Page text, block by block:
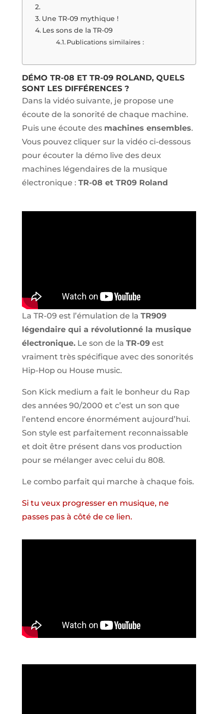
Une TR-09 mythique !
Les sons de la TR-09
Publications similaires :
DÉMO TR-08 ET TR-09 ROLAND, QUELS
SONT LES DIFFÉRENCES ?
Dans la vidéo suivante, je propose une
écoute de la sonorité de chaque machine.
Puis une écoute des machines ensembles.
Vous pouvez cliquer sur la vidéo ci-dessous
pour écouter la démo live des deux
machines légendaires de la musique
électronique : TR-08 et TR09 Roland
La TR-09 est l’émulation de la TR909
légendaire qui a révolutionné la musique
électronique.Le son de la TR-09est
vraiment très spécifique avec des sonorités
Hip-Hop ou House music.
Son Kick medium a fait le bonheur du Rap
des années 90/2000 et c’est un son que
l’entend encore énormément aujourd’hui.
Son style est parfaitement reconnaissable
et doit être présent dans vos production
pour se mélanger avec celui du 808.
Le combo parfait qui marche à chaque fois.
Si tu veux progresser en musique, ne
passes pas à côté de ce lien.